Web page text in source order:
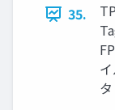
35.